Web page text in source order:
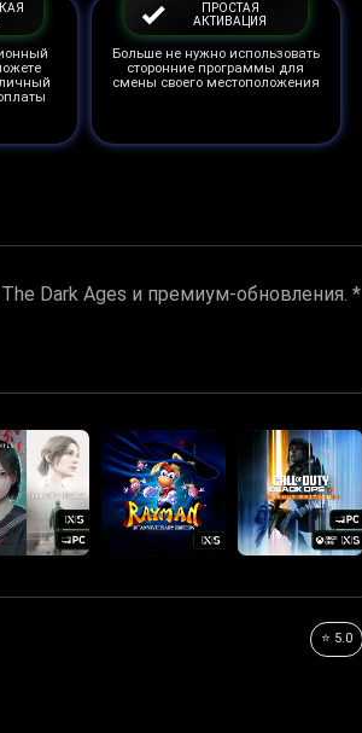
ПРОСТАЯ
АКТИВАЦИЯ
Больше не нужно использовать
сторонние программы для
смены своего местоположения
Dark Ages и премиум-обновления. *
⭐ 5.0